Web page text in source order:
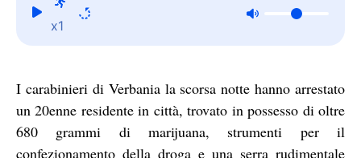
x1
I carabinieri di Verbania la scorsa notte hanno arrestato
un 20enne residente in città, trovato in possesso di oltre
680 grammi di marijuana, strumenti per il
confezionamento della droga e una serra rudimentale